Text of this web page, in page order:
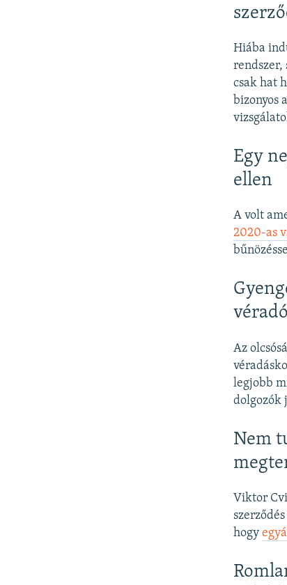
Hiába
rendszer,
csak hat
bizonyos
Egy
ellen
A volt
2020-as
Az
legjobb
dolgozók
Nem
Viktor
hogy